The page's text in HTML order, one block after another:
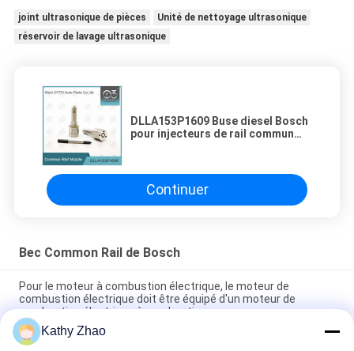
joint ultrasonique de pièces
Unité de nettoyage ultrasonique
réservoir de lavage ultrasonique
DLLA153P1609 Buse diesel Bosch
pour injecteurs de rail commun
Continuer
Bec Common Rail de Bosch
Pour le moteur à combustion électrique, le moteur de
combustion électrique doit être équipé d'un moteur de
combustion électrique à combustion.
Buse d'injecteur à rampe commune DLLA141P2146 pour
Kathy Zhao